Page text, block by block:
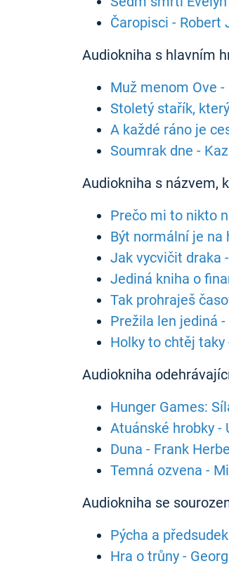
Čaropisci - Robert
Audiokniha s hlavním
Muž menom Ove
Stoletý stařík,
A každé ráno je
Soumrak dne -
Audiokniha s názvem,
Prečo mi to nikto
Být normální je na
Jak vycvičit draka
Jediná kniha o
Tak prohraješ
Prežila len jediná -
Holky to chtěj
Audiokniha
Hunger Games:
Atuánské hrobky -
Duna - Frank
Temná ozvena -
Audiokniha se
Pýcha a
Hra o trůny -